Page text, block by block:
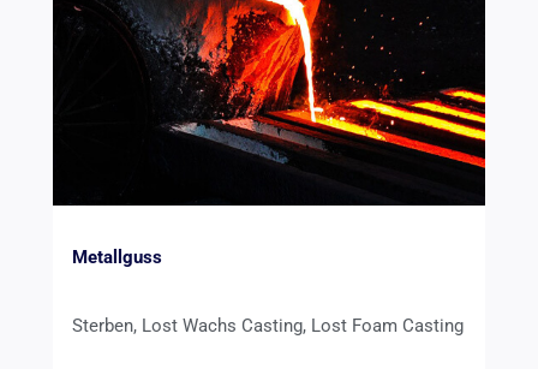
Metallguss
Sterben, Lost Wachs Casting, Lost Foam Casting